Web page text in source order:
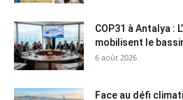
COP31 à Antalya :
mobilisent le
6 août 2026
Face au défi